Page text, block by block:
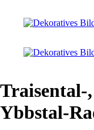
Traisental-
Ybbstal-